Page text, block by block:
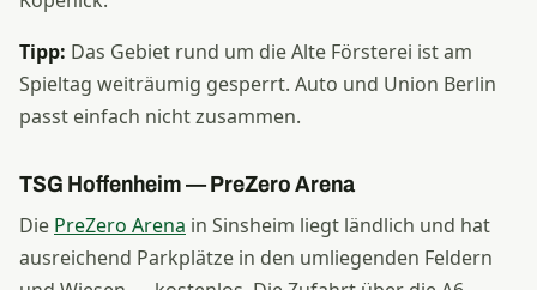
Tipp: Das Gebiet rund um die Alte Försterei ist am
Spieltag weiträumig gesperrt. Auto und Union Berlin
passt einfach nicht zusammen.
TSG Hoffenheim — PreZero Arena
Die PreZero Arena in Sinsheim liegt ländlich und hat
ausreichend Parkplätze in den umliegenden Feldern